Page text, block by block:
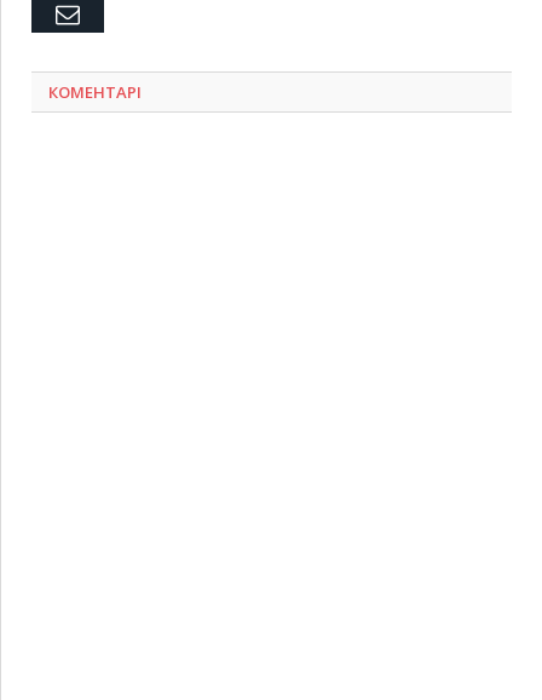
Емейл
КОМЕНТАРІ